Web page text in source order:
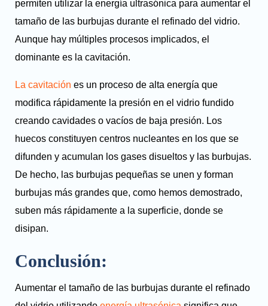
permiten utilizar la energía ultrasónica para aumentar el
tamaño de las burbujas durante el refinado del vidrio.
Aunque hay múltiples procesos implicados, el
dominante es la cavitación.
La cavitación es un proceso de alta energía que
modifica rápidamente la presión en el vidrio fundido
creando cavidades o vacíos de baja presión. Los
huecos constituyen centros nucleantes en los que se
difunden y acumulan los gases disueltos y las burbujas.
De hecho, las burbujas pequeñas se unen y forman
burbujas más grandes que, como hemos demostrado,
suben más rápidamente a la superficie, donde se
disipan.
Conclusión:
Aumentar el tamaño de las burbujas durante el refinado